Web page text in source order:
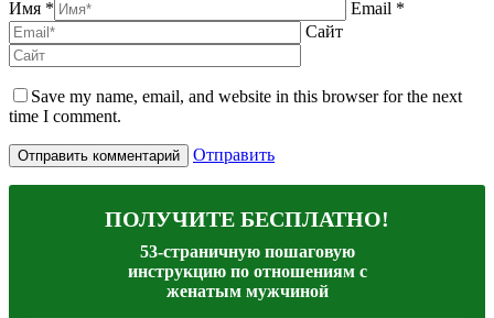
Имя *
Email *
Сайт
Save my name, email, and website in this browser for the next
time I comment.
Отправить
ПОЛУЧИТЕ БЕСПЛАТНО!
53-страничную пошаговую
инструкцию по отношениям с
женатым мужчиной